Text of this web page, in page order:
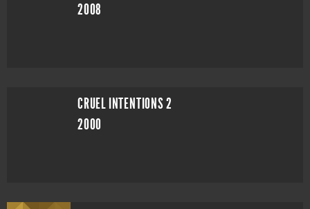
2008
CRUEL INTENTIONS 2
2000